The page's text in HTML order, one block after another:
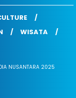
WISATA
NUSANTARA 2025